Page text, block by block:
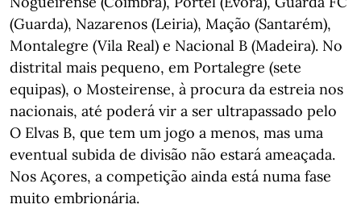
(Guarda), Nazarenos (Leiria), Mação (Santarém),
Montalegre (Vila Real) e Nacional B (Madeira). No
distrital mais pequeno, em Portalegre (sete
equipas), o Mosteirense, à procura da estreia nos
nacionais, até poderá vir a ser ultrapassado pelo
O Elvas B, que tem um jogo a menos, mas uma
eventual subida de divisão não estará ameaçada.
Nos Açores, a competição ainda está numa fase
muito embrionária.